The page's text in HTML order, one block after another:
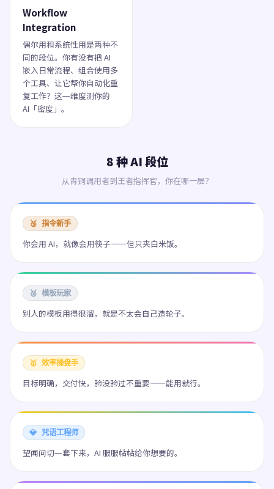
Workflow
Integration
偶尔用和系统性用是两种不
同的段位。你有没有把 AI
嵌入日常流程、组合使用多
个工具、让它帮你自动化重
复工作？这一维度测你的
AI「密度」。
8 种 AI 段位
从青铜调用者到王者指挥官，你在哪一层？
🥉 指令新手
你会用 AI，就像会用筷子——但只夹白米饭。
🥈 模板玩家
别人的模板用得很溜，就是不太会自己造轮子。
🥇 效率操盘手
目标明确，交付快，验没验过不重要——能用就行。
💎 咒语工程师
望闻问切一套下来，AI 服服帖帖给你想要的。